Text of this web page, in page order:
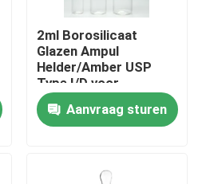
2ml Borosilicaat
Glazen Ampul
Helder/Amber USP
Type I/D voor
Farmaceutische
InjectieAanvraag sturen